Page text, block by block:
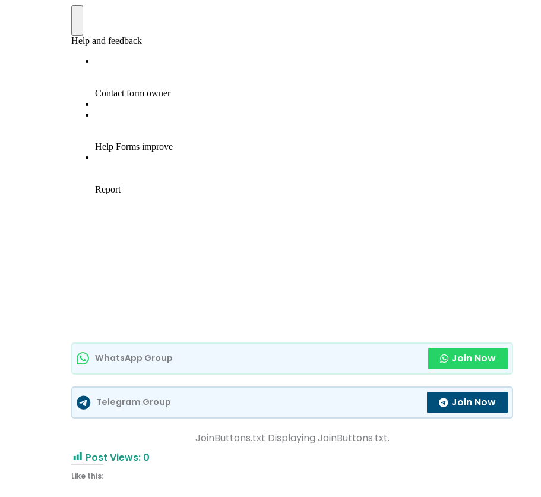
WhatsApp Group Join Now
Telegram Group Join Now
JoinButtons.txt Displaying JoinButtons.txt.
Post Views: 0
Like this: